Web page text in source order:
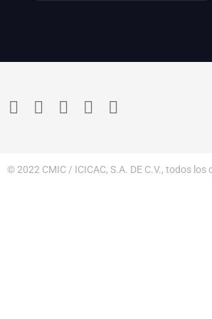
© 2022 CMIC / ICICAC, S.A. DE C.V., todos los